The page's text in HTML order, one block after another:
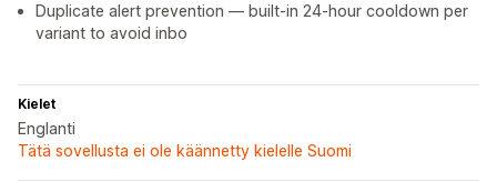
Duplicate alert prevention — built-in 24-hour cooldown per
variant to avoid inbo
Kielet
Englanti
Tätä sovellusta ei ole käännetty kielelle Suomi